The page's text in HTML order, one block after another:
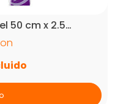
50 cm x 2.5…